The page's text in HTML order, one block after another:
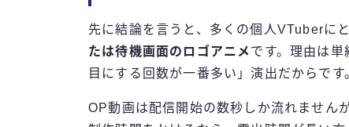
先に結論を言うと、多くの個人VTuberに
たは待機画面のロゴアニメです。理由は
目にする回数が一番多い」演出だからです
OP動画は配信開始の数秒しか流れません